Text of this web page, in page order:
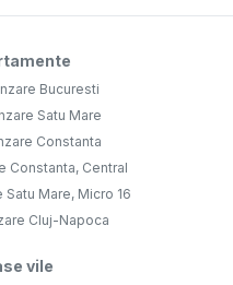
Bucuresti
Satu Mare
Constanta
Constanta, Central
Mare, Micro 16
Cluj-Napoca
vile